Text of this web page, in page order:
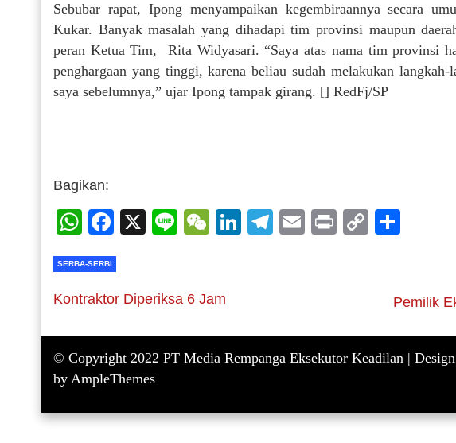
Sebubar rapat, Ipong menyampaikan kegembiraannya secara
Kukar. Banyak masalah yang dihadapi tim provinsi maupun
peran Ketua Tim, Rita Widyasari. “Saya atas nama tim provinsi
penghargaan yang tinggi, karena beliau sudah melakukan
saya sebelumnya,” ujar Ipong tampak girang. [] RedFj/SP
Bagikan:
WhatsApp
Facebook
X LineWeChat
LinkedIn
Telegram
EmailPrintCopy
SERBA-SERBI
Kontraktor Diperiksa 6 Jam Pemilik
© Copyright 2022 PT Media Rempanga Eksekutor Keadilan |
by AmpleThemes